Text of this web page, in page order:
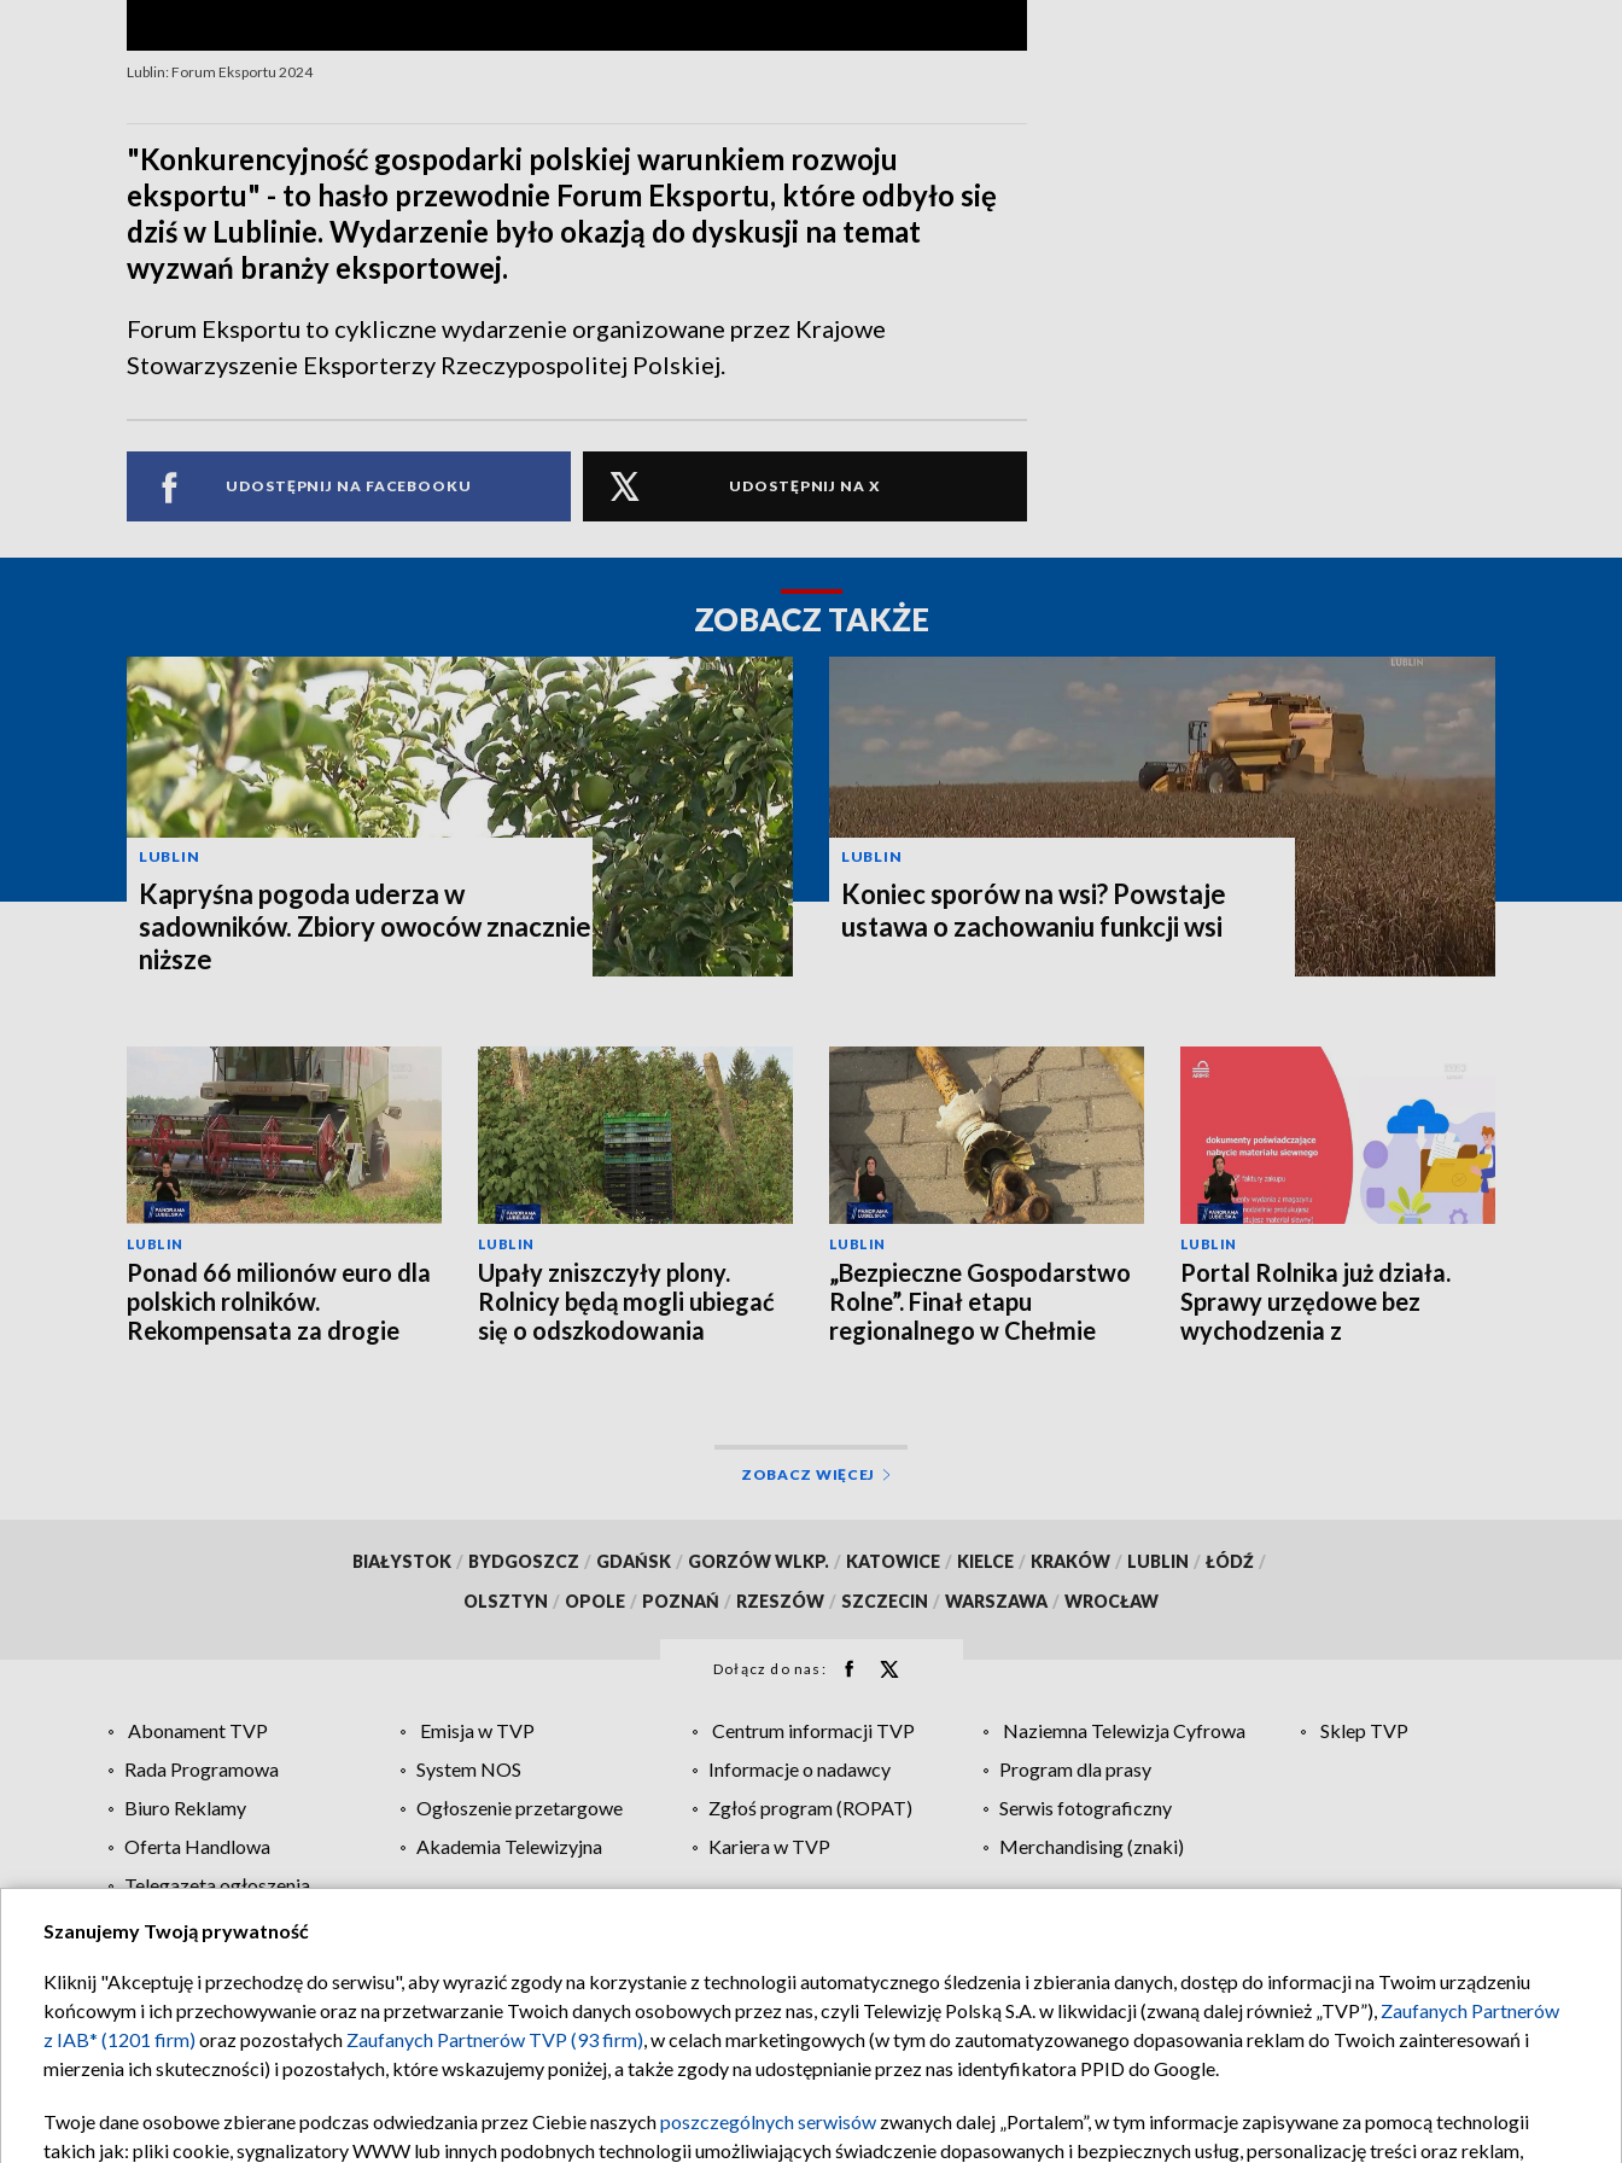
Lublin: Forum Eksportu 2024
"Konkurencyjność gospodarki polskiej warunkiem rozwoju
eksportu" - to hasło przewodnie Forum Eksportu, które odbyło się
dziś w Lublinie. Wydarzenie było okazją do dyskusji na temat
wyzwań branży eksportowej.
Forum Eksportu to cykliczne wydarzenie organizowane przez Krajowe
Stowarzyszenie Eksporterzy Rzeczypospolitej Polskiej.
UDOSTĘPNIJ NA FACEBOOKU UDOSTĘPNIJ NA X
ZOBACZ TAKŻE
LUBLIN
Kapryśna pogoda uderza w
sadowników. Zbiory owoców znacznie
niższe
LUBLIN
Koniec sporów na wsi? Powstaje
ustawa o zachowaniu funkcji wsi
LUBLIN
Ponad 66 milionów euro dla
polskich rolników.
Rekompensata za drogie
LUBLIN
Upały zniszczyły plony.
Rolnicy będą mogli ubiegać
się o odszkodowania
LUBLIN
„Bezpieczne Gospodarstwo
Rolne”. Finał etapu
regionalnego w Chełmie
LUBLIN
Portal Rolnika już działa.
Sprawy urzędowe bez
wychodzenia z
ZOBACZ WIĘCEJ
BIAŁYSTOK / BYDGOSZCZ / GDAŃSK / GORZÓW WLKP. / KATOWICE / KIELCE / KRAKÓW / LUBLIN / ŁÓDŹ /
OLSZTYN / OPOLE / POZNAŃ / RZESZÓW / SZCZECIN / WARSZAWA / WROCŁAW
Dołącz do nas:
Abonament TVP Emisja w TVP Centrum informacji TVP Naziemna Telewizja Cyfrowa
Sklep TVP
Rada Programowa
System NOS Informacje o nadawcy
Program dla prasy
Biuro Reklamy
Ogłoszenie przetargowe Zgłoś program (ROPAT)
Serwis fotograficzny
Oferta Handlowa
Akademia Telewizyjna Kariera w TVP
Merchandising (znaki)
Telegazeta ogłoszenia
Regulamin TVP Polityka prywatności Moje zgody Pomoc Biuro reklamy Kontakt
Szanujemy Twoją prywatność
Kliknij "Akceptuję i przechodzę do serwisu", aby wyrazić zgody na korzystanie z technologii automatycznego śledzenia i zbierania danych, dostęp do informacji na Twoim urządzeniu
końcowym i ich przechowywanie oraz na przetwarzanie Twoich danych osobowych przez nas, czyli Telewizję Polską S.A. w likwidacji (zwaną dalej również „TVP”), Zaufanych Partnerów
z IAB* (1201 firm)oraz pozostałych Zaufanych Partnerów TVP (93 firm), w celach marketingowych (w tym do zautomatyzowanego dopasowania reklam do Twoich zainteresowań i
mierzenia ich skuteczności) i pozostałych, które wskazujemy poniżej, a także zgody na udostępnianie przez nas identyfikatora PPID do Google.
Twoje dane osobowe zbierane podczas odwiedzania przez Ciebie naszychposzczególnych serwisów zwanych dalej „Portalem”, w tym informacje zapisywane za pomocą technologii
takich jak: pliki cookie, sygnalizatory WWW lub innych podobnych technologii umożliwiających świadczenie dopasowanych i bezpiecznych usług, personalizację treści oraz reklam,